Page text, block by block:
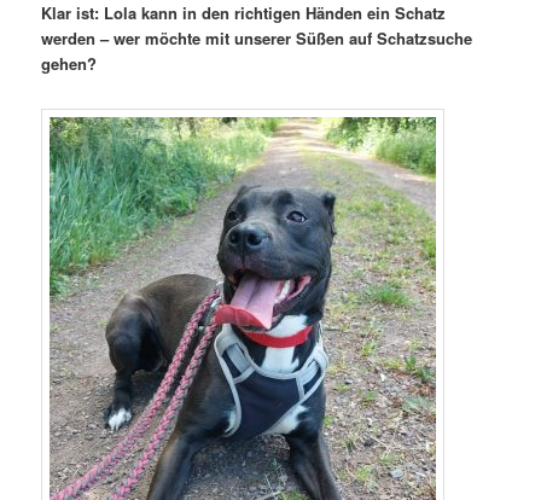
Klar ist: Lola kann in den richtigen Händen ein Schatz
werden – wer möchte mit unserer Süßen auf Schatzsuche
gehen?